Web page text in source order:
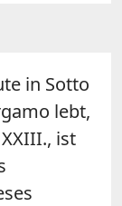
in Sotto
lebt,
ist